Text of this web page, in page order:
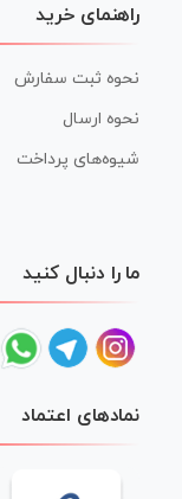
راهنمای خرید
نحوه ثبت سفارش
نحوه ارسال
شیوه‌های پرداخت
ما را دنبال کنید
نمادهای اعتماد